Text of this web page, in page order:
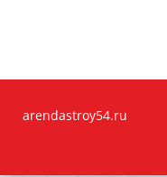
arendastroy54.ru